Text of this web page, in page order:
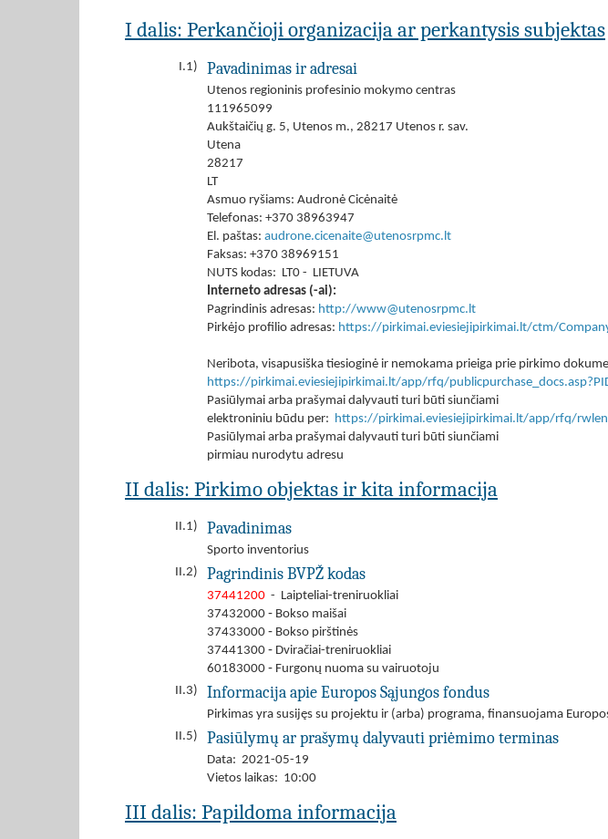
I dalis: Perkančioji organizacija ar perkantysis subjektas
I.1) Pavadinimas ir adresai
Utenos regioninis profesinio mokymo centras
111965099
Aukštaičių g. 5, Utenos m., 28217 Utenos r. sav.
Utena
28217
LT
Asmuo ryšiams: Audronė Cicėnaitė
Telefonas: +370 38963947
El. paštas: audrone.cicenaite@utenosrpmc.lt
Faksas: +370 38969151
NUTS kodas: LT0 - LIETUVA
Interneto adresas (-ai):
Pagrindinis adresas: http://www@utenosrpmc.lt
Pirkėjo profilio adresas: https://pirkimai.eviesiejipirkimai.lt/ctm/
Neribota, visapusiška tiesioginė ir nemokama prieiga prie pirkimo
https://pirkimai.eviesiejipirkimai.lt/app/rfq/
Pasiūlymai arba prašymai dalyvauti turi būti siunčiami
elektroniniu būdu per: https://pirkimai.eviesiejipirkimai.lt/app/rfq/
Pasiūlymai arba prašymai dalyvauti turi būti siunčiami
pirmiau nurodytu adresu
II dalis: Pirkimo objektas ir kita informacija
II.1) Pavadinimas
Sporto inventorius
II.2)
Pagrindinis BVPŽ kodas
37441200 - Laipteliai-treniruokliai
37432000 ‐ Bokso maišai
37433000 ‐ Bokso pirštinės
37441300 ‐ Dviračiai-treniruokliai
60183000 ‐ Furgonų nuoma su vairuotoju
II.3)
Informacija apie Europos Sąjungos fondus
Pirkimas yra susijęs su projektu ir (arba) programa, finansuojama
II.5)
Pasiūlymų ar prašymų dalyvauti priėmimo terminas
Data: 2021-05-19
Vietos laikas: 10:00
III dalis: Papildoma informacija